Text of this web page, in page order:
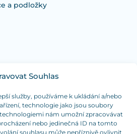
Souhlas
služby, používáme k ukládání a/nebo
technologie jako jsou soubory
nám umožní zpracovávat
nebo jedinečná ID na tomto
souhlasu může nepříznivě ovlivnit
a podložky
s výberom?
Štvrtok od: 7:30 - 15:30 hod
hod
+421 0905 780 862